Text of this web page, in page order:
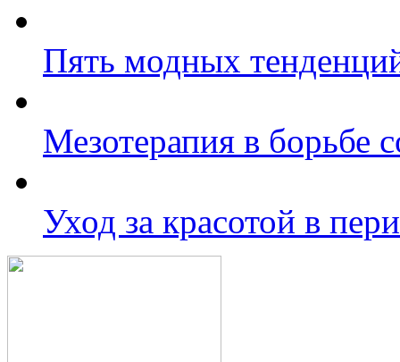
Пять модных
Мезотерапия в борьбе
Уход за красотой в